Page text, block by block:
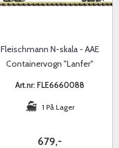
Fleischmann N-skala - AAE
Containervogn "Lanfer"
Art.nr: FLE6660088
1 På Lager
679,-